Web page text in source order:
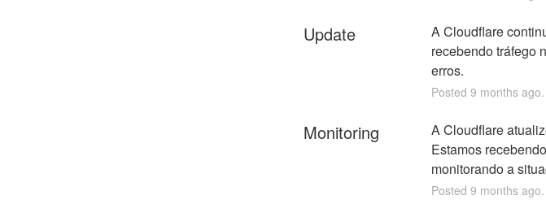
Update
A Cloudflare
recebendo tráfego
erros.
Posted 9 months ago.
Monitoring
A Cloudflare
Estamos
monitorando a
Posted 9 months ago.